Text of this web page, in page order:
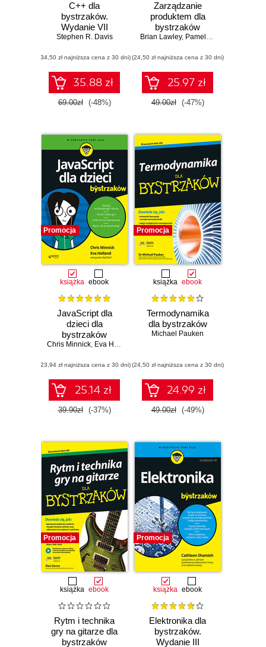
C++ dla
bystrzaków.
Wydanie VII
Stephen R. Davis
(34,50 zł najniższa cena z 30 dni)
35.88 zł
69.00zł (-48%)
Zarządzanie
produktem dla
bystrzaków
Brian Lawley, Pamela Schure
(24,50 zł najniższa cena z 30 dni)
25.97 zł
49.00zł (-47%)
Promocja
książka ebook
JavaScript dla
dzieci dla
bystrzaków
Chris Minnick, Eva Holland
(23,94 zł najniższa cena z 30 dni)
25.14 zł
39.90zł (-37%)
Promocja
książka ebook
Termodynamika
dla bystrzaków
Michael Pauken
(24,50 zł najniższa cena z 30 dni)
24.99 zł
49.00zł (-49%)
Promocja
książka ebook
Rytm i technika
gry na gitarze dla
bystrzaków
Promocja
książka ebook
Elektronika dla
bystrzaków.
Wydanie III